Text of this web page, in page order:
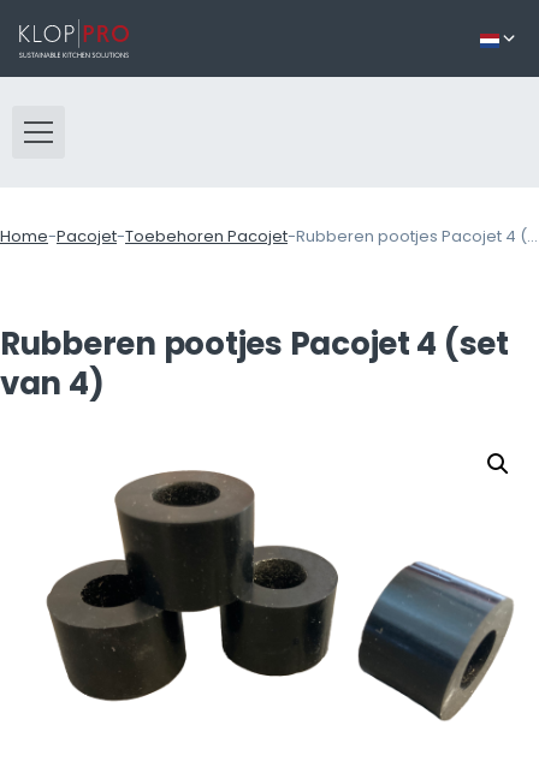
Home-Pacojet-Toebehoren Pacojet-Rubberen pootjes Pacojet 4 (set van 4)
Rubberen pootjes Pacojet 4 (set
van 4)